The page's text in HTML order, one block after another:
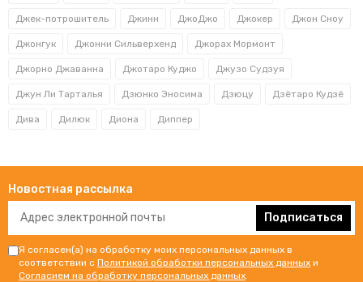
Джек-потрошитель Джинн ДжоДжо Джокер Джон Сноу
Джонгук Джонни Сильверхенд Джорах Мормонт
Джорно Джаванна Джотаро Куджо Джузо Судзуя
Джун Ли Тарталья Дзюнко Эносима Дзюцу Дзётаро Кудзё
Дива Дилюк Диона Диппер
Новостная рассылка
Подписаться
Я согласен(а) на обработку моих персональных данных в
соответствии с Политикой обработки персональных данных и
Согласием на обработку персональных данных.